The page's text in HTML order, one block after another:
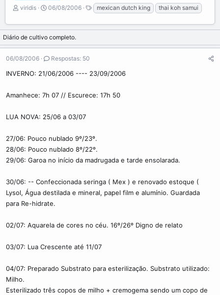
C
i
r
o
ó
viridis
D
t
i
í
i
06/08/2006 mexican dutch king thai koh samui
Diário de cultivo completo.
06/08/2006 Respostas: 50
INVERNO: 21/06/2006 ---- 23/09/2006
Amanhece: 7h 07 // Escurece: 17h 50
LUA NOVA: 25/06 a 03/07
27/06: Pouco nublado 9º/23º.
28/06: Pouco nublado 8º/22º.
29/06: Garoa no início da madrugada e tarde ensolarada.
30/06: -- Confeccionada seringa ( Mex ) e renovado estoque (
Lysol, Água destilada e mineral, papel film e alumínio. Guardada
para Re-hidrate.
02/07: Aquarela de cores no céu. 16º/26º Digno de relato
03/07: Lua Crescente até 11/07
04/07: Preparado Substrato para esterilização. Substrato utilizado:
Milho.
Esterilizado três copos de milho + cremogema sendo um copo de